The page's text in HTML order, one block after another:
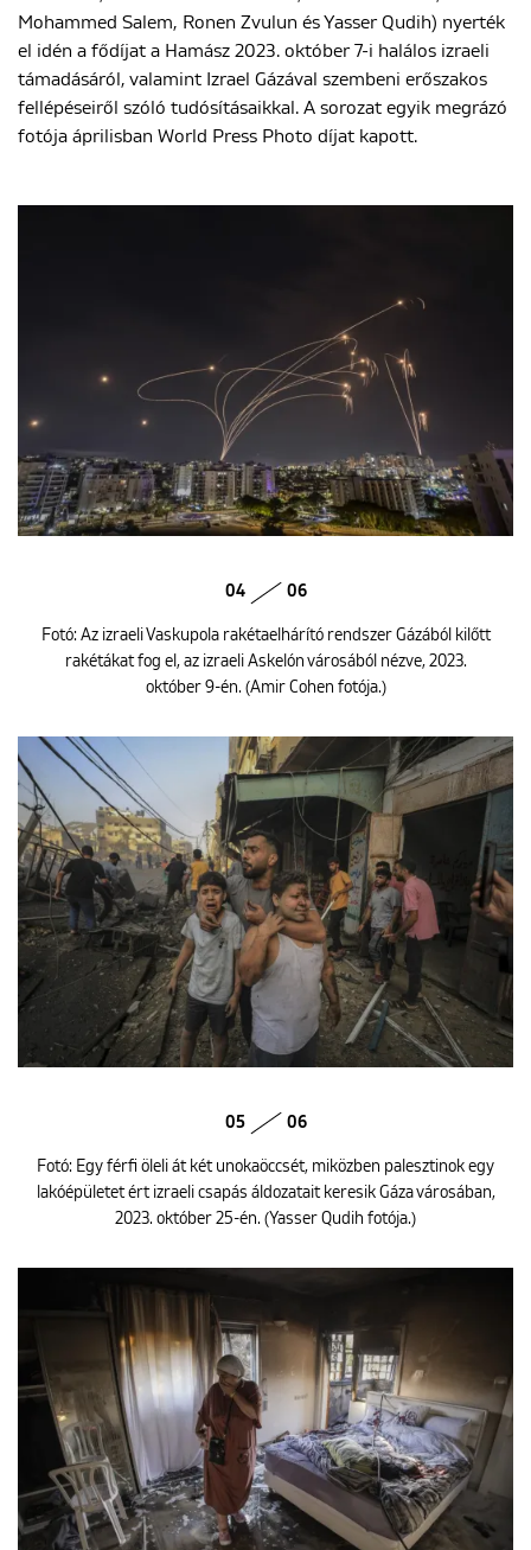
Mohammed Salem, Ronen Zvulun és Yasser Qudih) nyerték
el idén a fődíjat a Hamász 2023. október 7-i halálos izraeli
támadásáról, valamint Izrael Gázával szembeni erőszakos
fellépéseiről szóló tudósításaikkal. A sorozat egyik megrázó
fotója áprilisban World Press Photo díjat kapott.
04 06
Fotó: Az izraeli Vaskupola rakétaelhárító rendszer Gázából kilőtt
rakétákat fog el, az izraeli Askelón városából nézve, 2023.
október 9-én. (Amir Cohen fotója.)
05 06
Fotó: Egy férfi öleli át két unokaöccsét, miközben palesztinok egy
lakóépületet ért izraeli csapás áldozatait keresik Gáza városában,
2023. október 25-én. (Yasser Qudih fotója.)